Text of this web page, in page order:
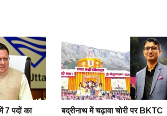
7 पदों का
बद्रीनाथ में चढ़ावा चोरी पर BKTC